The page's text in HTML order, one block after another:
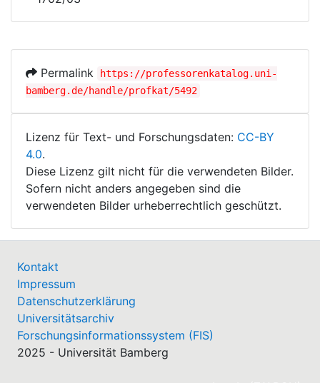
Permalink
https://professorenkatalog.uni-
bamberg.de/handle/profkat/5492
Lizenz für Text- und Forschungsdaten: CC-BY
4.0.
Diese Lizenz gilt nicht für die verwendeten Bilder.
Sofern nicht anders angegeben sind die
verwendeten Bilder urheberrechtlich geschützt.
Kontakt
Impressum
Datenschutzerklärung
Universitätsarchiv
Forschungsinformationssystem (FIS)
2025 - Universität Bamberg